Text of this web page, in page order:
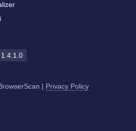
1.4.1.0
| Privacy Policy